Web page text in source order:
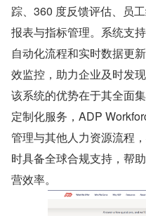
踪、360 度反馈评估、员
报表与指标管理。系统支
自动化流程和实时数据更
效监控，助力企业及时发
该系统的优势在于其全面
定制化服务，ADP
管理与其他人力资源流程
时具备全球合规支持，帮
营效率。